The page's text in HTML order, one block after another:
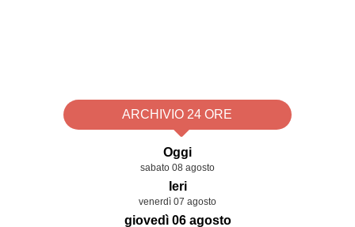
ARCHIVIO 24 ORE
Oggi
sabato 08 agosto
Ieri
venerdì 07 agosto
giovedì 06 agosto